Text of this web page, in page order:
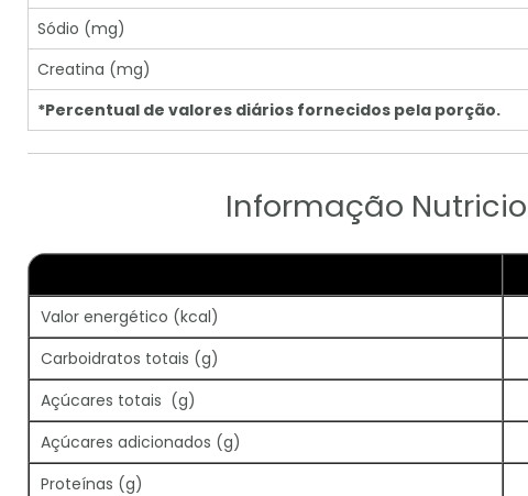
Sódio (mg)
Creatina (mg)
*Percentual de valores diários fornecidos pela porção.
Informação
Valor energético (kcal)
Carboidratos totais (g)
Açúcares totais (g)
Açúcares adicionados (g)
Proteínas (g)